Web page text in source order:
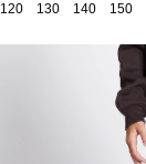
120 130 140 150